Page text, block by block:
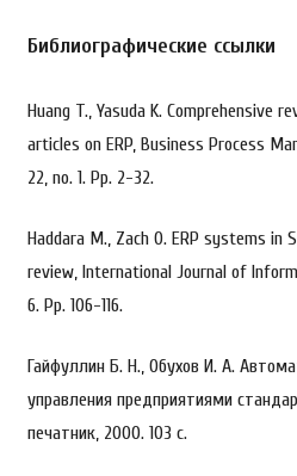
Библиографические ссылки
Huang T., Yasuda K. Comprehensive
articles on ERP, Business Process
22, no. 1. Pp. 2-32.
Haddara M., Zach O. ERP systems in
review, International Journal of
6. Pp. 106-116.
Гайфуллин Б. Н., Обухов И. А.
управления предприятиями
печатник, 2000. 103 с.